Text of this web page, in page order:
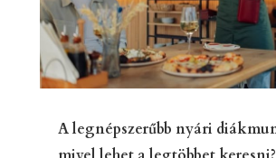
A legnépszerűbb nyári